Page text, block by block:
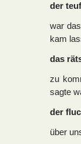
der
war
kam
das
zu
sagte
der
über